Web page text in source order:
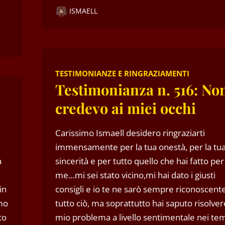
ISMAELL
TESTIMONIANZE E RINGRAZIAMENTI
Testimonianza n. 516:
credevo ai miei occhi
Carissimo Ismaell desidero ringraziarti
immensamente per la tua onestà, per la
sincerità e per tutto quello che hai fatto per
me…mi sei stato vicino,mi hai dato i giusti
consigli e io te ne sarò sempre
tutto ciò, ma soprattutto hai saputo
mio problema a livello sentimentale nei